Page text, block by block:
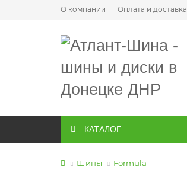
О компании Оплата и доставка
КАТАЛОГ
Шины Formula